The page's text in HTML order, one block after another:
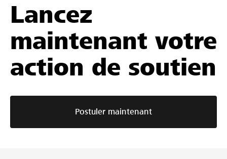
Lancez
maintenant votre
action de soutien
Postuler maintenant